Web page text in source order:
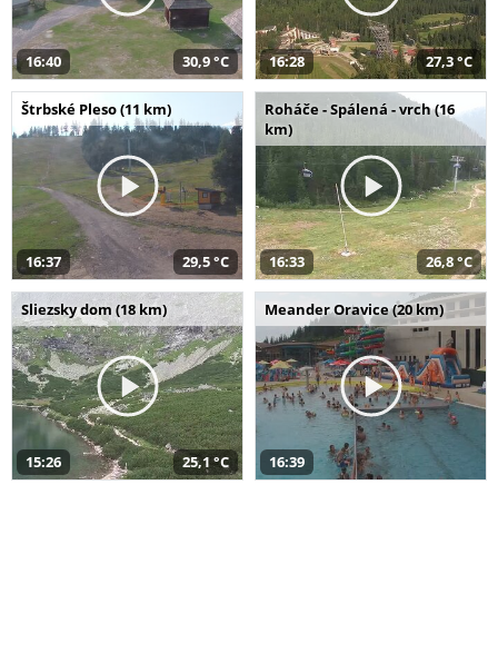
16:40 30,9 °C 16:28 27,3 °C
Štrbské Pleso (11 km)
16:37 29,5 °C
Roháče - Spálená - vrch (16
km)
16:33 26,8 °C
Sliezsky dom (18 km)
15:26 25,1 °C
Meander Oravice (20 km)
16:39